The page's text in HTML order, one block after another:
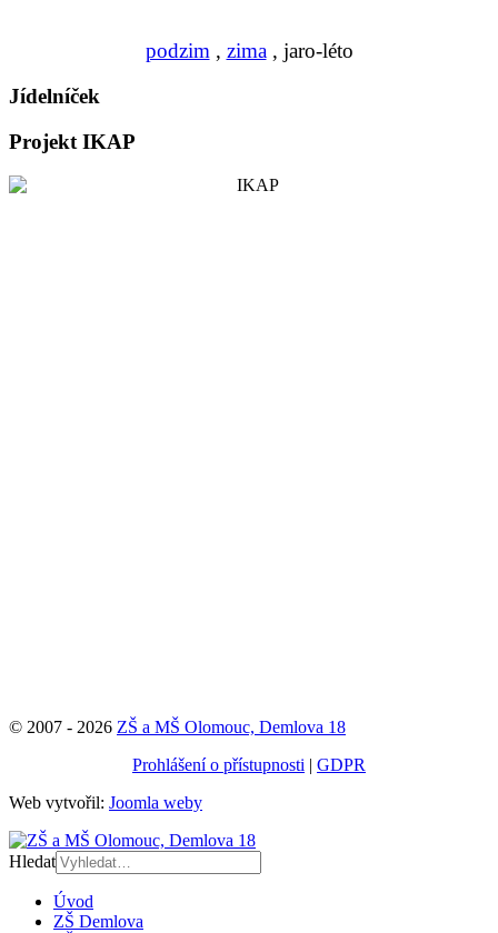
podzim, zima, jaro-léto
Jídelníček
Projekt IKAP
© 2007 - 2026 ZŠ a MŠ Olomouc, Demlova 18
Prohlášení o přístupnosti | GDPR
Web vytvořil: Joomla weby
Hledat
Úvod
ZŠ Demlova